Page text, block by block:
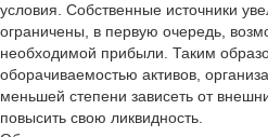
условия. Собственные источники
ограничены, в первую очередь,
необходимой прибыли. Таким
оборачиваемостью активов,
меньшей степени зависеть от
повысить свою ликвидность.